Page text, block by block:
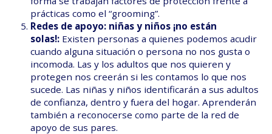
prácticas como el “grooming”.
Redes de apoyo: niñas y niños ¡no están
solas!:Existen personas a quienes podemos acudir
cuando alguna situación o persona no nos gusta o
incomoda. Las y los adultos que nos quieren y
protegen nos creerán si les contamos lo que nos
sucede. Las niñas y niños identificarán a sus adultos
de confianza, dentro y fuera del hogar. Aprenderán
también a reconocerse como parte de la red de
apoyo de sus pares.